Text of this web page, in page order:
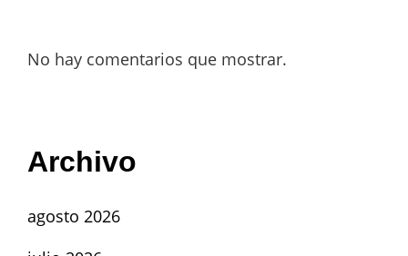
No hay comentarios que mostrar.
Archivo
agosto 2026